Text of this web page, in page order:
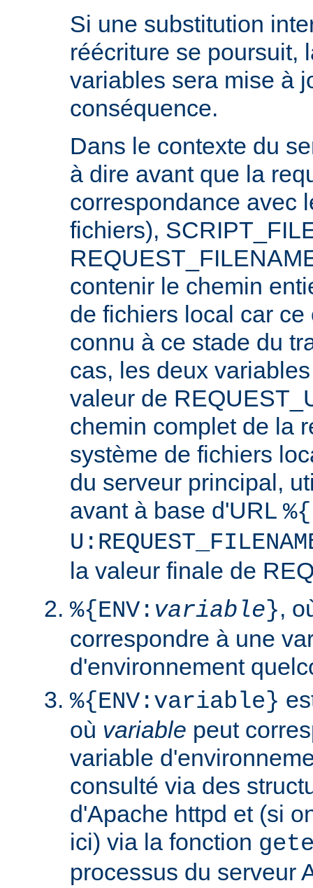
Si une substitution
réécriture se poursuit,
variables sera mise à
conséquence.
Dans le contexte du
à dire avant que la
correspondance avec
fichiers),
contenir le chemin
de fichiers local car
connu à ce stade du
cas, les deux
valeur de
chemin complet de la
système de fichiers
du serveur principal,
avant à base d'URL
la valeur finale de
%{ENV: variable},
correspondre à une
d'environnement
%{ENV:variable}
où variable peut
variable
consulté via des
d'Apache httpd et (si
ici) via la fonction
processus du serveur